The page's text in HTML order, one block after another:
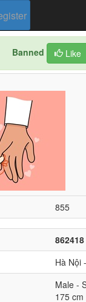
Banned Like
855
862418
Hà Nội
Male -
175